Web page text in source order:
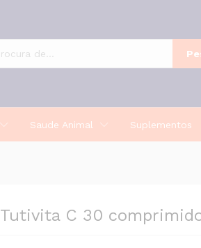
Saude Animal Suplementos
Tutivita C 30